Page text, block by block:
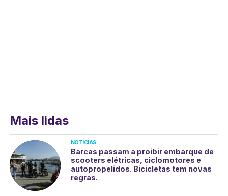
Mais lidas
NOTÍCIAS
Barcas passam a proibir embarque de
scooters elétricas, ciclomotores e
autopropelidos. Bicicletas tem novas
regras.